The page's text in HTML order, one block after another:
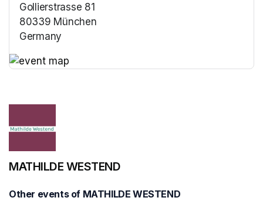
Gollierstrasse 81
80339 München
Germany
MATHILDE WESTEND
Other events of MATHILDE WESTEND